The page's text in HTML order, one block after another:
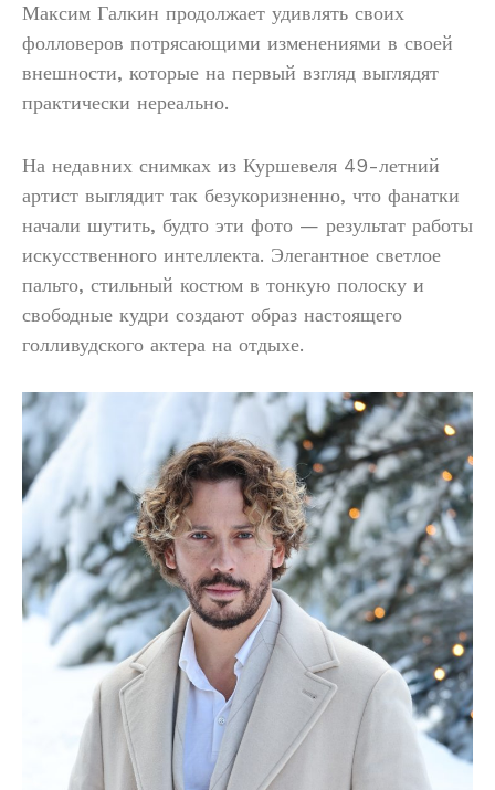
Максим Галкин продолжает удивлять своих
фолловеров потрясающими изменениями в своей
внешности, которые на первый взгляд выглядят
практически нереально.
На недавних снимках из Куршевеля 49-летний
артист выглядит так безукоризненно, что фанатки
начали шутить, будто эти фото — результат работы
искусственного интеллекта. Элегантное светлое
пальто, стильный костюм в тонкую полоску и
свободные кудри создают образ настоящего
голливудского актера на отдыхе.